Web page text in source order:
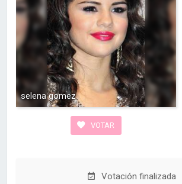
selena gomez
VOTAR
Votación finalizada